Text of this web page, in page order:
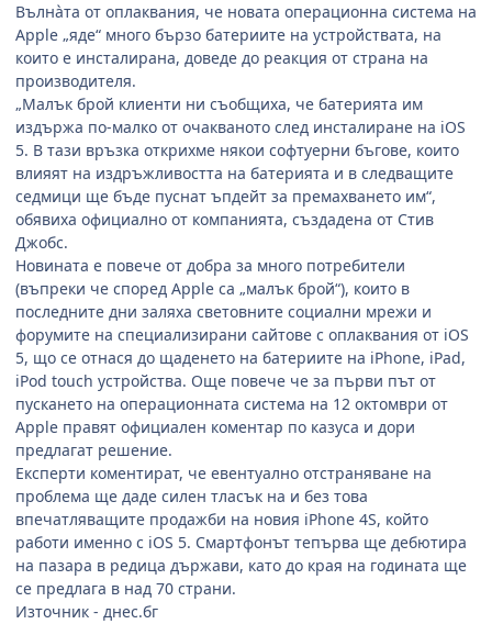
Вълнàта от оплаквания, че новата операционна система на
Apple „яде“ много бързо батериите на устройствата, на
които е инсталирана, доведе до реакция от страна на
производителя.
„Малък брой клиенти ни съобщиха, че батерията им
издържа по-малко от очакваното след инсталиране на iOS
5. В тази връзка открихме някои софтуерни бъгове, които
влияят на издръжливостта на батерията и в следващите
седмици ще бъде пуснат ъпдейт за премахването им“,
обявиха официално от компанията, създадена от Стив
Джобс.
Новината е повече от добра за много потребители
(въпреки че според Apple са „малък брой“), които в
последните дни заляха световните социални мрежи и
форумите на специализирани сайтове с оплаквания от iOS
5, що се отнася до щаденето на батериите на iPhone, iPad,
iPod touch устройства. Още повече че за първи път от
пускането на операционната система на 12 октомври от
Apple правят официален коментар по казуса и дори
предлагат решение.
Експерти коментират, че евентуално отстраняване на
проблема ще даде силен тласък на и без това
впечатляващите продажби на новия iPhone 4S, който
работи именно с iOS 5. Смартфонът тепърва ще дебютира
на пазара в редица държави, като до края на годината ще
се предлага в над 70 страни.
Източник - днес.бг